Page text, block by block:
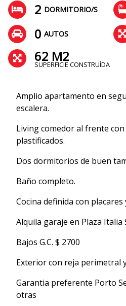
2 DORMITORIO/S
0 AUTOS
62 M2
SUPERFICIE CONSTRUÍDA
Amplio apartamento en
escalera.
Living comedor al frente
plastificados.
Dos dormitorios de buen
Baño completo.
Cocina definida con
Alquila garaje en Plaza Italia
Bajos G.C. $ 2700
Exterior con reja perimetral
Garantia preferente Porto
otras